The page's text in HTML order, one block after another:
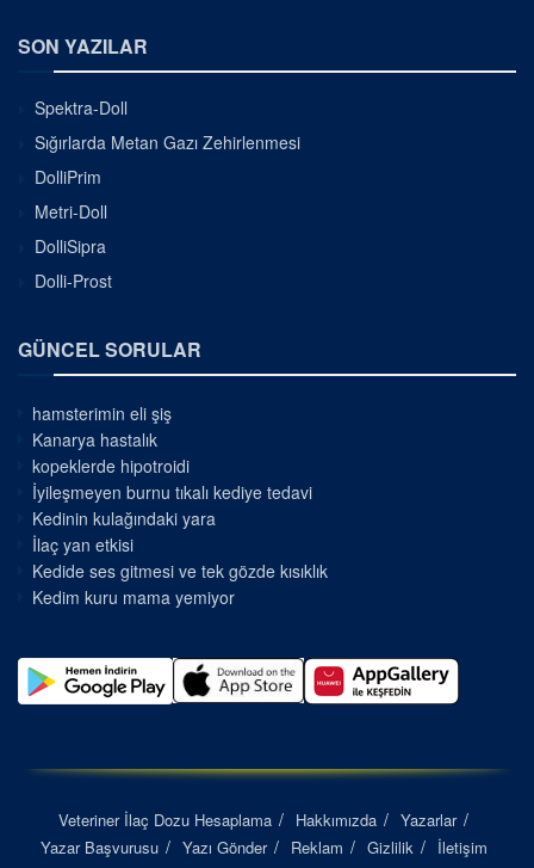
SON YAZILAR
Spektra-Doll
Sığırlarda Metan Gazı Zehirlenmesi
DolliPrim
Metri-Doll
DolliSipra
Dolli-Prost
GÜNCEL SORULAR
hamsterimin eli şiş
Kanarya hastalık
kopeklerde hipotroidi
İyileşmeyen burnu tıkalı kediye tedavi
Kedinin kulağındaki yara
İlaç yan etkisi
Kedide ses gitmesi ve tek gözde kısıklık
Kedim kuru mama yemiyor
Veteriner İlaç Dozu Hesaplama Hakkımızda
Yazarlar
Yazar Başvurusu
Yazı Gönder Reklam Gizlilik İletişim